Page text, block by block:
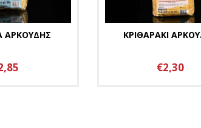
ΑΡΚΟΥΔΗΣ ΚΡΙΘΑΡΑΚΙ
€2,30